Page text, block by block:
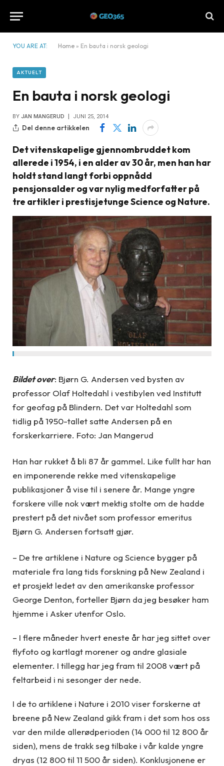
YOU ARE AT: Home » En bauta i norsk geologi
AKTUELT
En bauta i norsk geologi
BY JAN MANGERUD JUNI 25, 2014
Del denne artikkelen
Det vitenskapelige gjennombruddet kom
allerede i 1954, i en alder av 30 år, men han har
holdt stand langt forbi oppnådd
pensjonsalder og var nylig medforfatter på
tre artikler i prestisjetunge Science og Nature.
Bildet over: Bjørn G. Andersen ved bysten av
professor Olaf Holtedahl i vestibylen ved Institutt
for geofag på Blindern. Det var Holtedahl som
tidlig på 1950-tallet satte Andersen på en
forskerkarriere. Foto: Jan Mangerud
Han har rukket å bli 87 år gammel. Like fullt har han
en imponerende rekke med vitenskapelige
publikasjoner å vise til i senere år. Mange yngre
forskere ville nok vært mektig stolte om de hadde
prestert på det nivået som professor emeritus
Bjørn G. Andersen fortsatt gjør.
– De tre artiklene i Nature og Science bygger på
materiale fra lang tids forskning på New Zealand i
et prosjekt ledet av den amerikanske professor
George Denton, forteller Bjørn da jeg besøker ham
hjemme i Asker utenfor Oslo.
– I flere måneder hvert eneste år har jeg sittet over
flyfoto og kartlagt morener og andre glasiale
elementer. I tillegg har jeg fram til 2008 vært på
feltarbeid i ni sesonger der nede.
I de to artiklene i Nature i 2010 viser forskerne at
breene på New Zealand gikk fram i det som hos oss
var den milde allerødperioden (14 000 til 12 800 år
siden), mens de trakk seg tilbake i vår kalde yngre
dryas (12 800 til 11 500 år siden). Konklusjonene er